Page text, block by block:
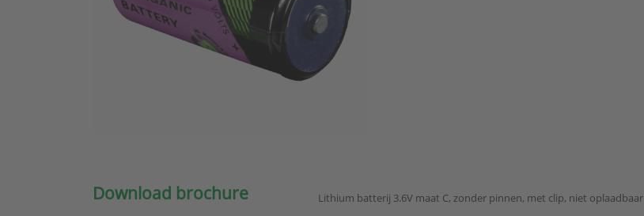
Download brochure Lithium batterij 3.6V maat C, zonder pinnen, met clip, niet oplaadbaar